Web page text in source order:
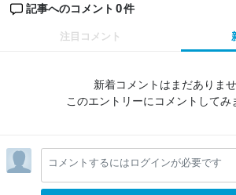
記事へのコメント 0件
注目コメント
新着コメントはまだありませ
このエントリーにコメントしてみ
コメントするにはログインが必要です